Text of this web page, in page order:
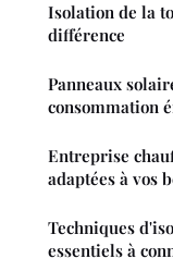
Isolation de la
différence
Panneaux
consommation
Entreprise
adaptées à vos
Techniques
essentiels à